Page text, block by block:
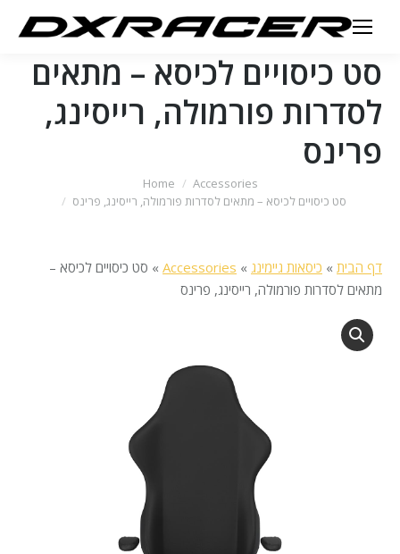
סט כיסויים לכיסא – מתאים
לסדרות פורמולה, רייסינג,
פרינס
Home
Accessories
סט כיסויים לכיסא – מתאים לסדרות פורמולה, רייסינג, פרינס
דף הבית » כיסאות גיימינג »
Accessories
» סט כיסויים לכיסא –
מתאים לסדרות פורמולה, רייסינג, פרינס